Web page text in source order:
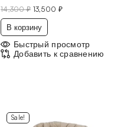
14,300₽ 13,500 ₽
В корзину
Быстрый просмотр
Добавить к сравнению
Sale!